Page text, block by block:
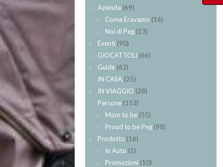
Azienda (69)
Come Eravamo (16)
Noi di Peg (13)
Eventi (90)
GIOCATTOLI (66)
Guide (62)
IN CASA (25)
IN VIAGGIO (28)
Persone (153)
Mom to be (55)
Proud to be Peg (98)
Prodotto (16)
In Auto (1)
Promozioni (10)